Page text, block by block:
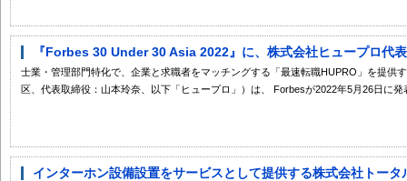
『Forbes 30 Under 30 Asia 2022』に、株式会社ヒュープロ代
士業・管理部門特化で、企業と求職者をマッチングする「最速転職HUPRO」を提供
区、代表取締役：山本玲奈、以下「ヒュープロ」）は、 Forbesが2022年5月26日に発
インターホン設備設置をサービスとして提供する株式会社トータ